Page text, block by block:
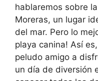
hablaremos sobre
Moreras, un lugar
del mar. Pero lo
playa canina! Así
peludo amigo a
un día de diversión